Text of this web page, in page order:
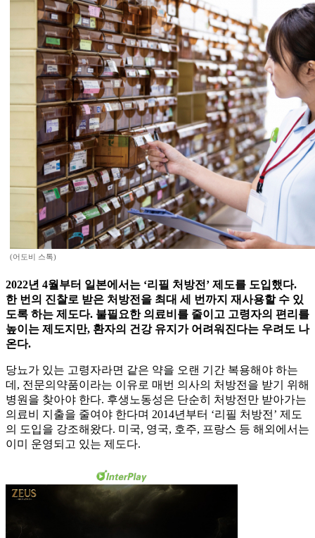
(어도비 스톡)
2022년 4월부터 일본에서는 ‘리필 처방전’ 제도를 도입했다.
한 번의 진찰로 받은 처방전을 최대 세 번까지 재사용할 수 있
도록 하는 제도다. 불필요한 의료비를 줄이고 고령자의 편리를
높이는 제도지만, 환자의 건강 유지가 어려워진다는 우려도 나
온다.
당뇨가 있는 고령자라면 같은 약을 오랜 기간 복용해야 하는
데, 전문의약품이라는 이유로 매번 의사의 처방전을 받기 위해
병원을 찾아야 한다. 후생노동성은 단순히 처방전만 받아가는
의료비 지출을 줄여야 한다며 2014년부터 ‘리필 처방전’ 제도
의 도입을 강조해왔다. 미국, 영국, 호주, 프랑스 등 해외에서는
이미 운영되고 있는 제도다.